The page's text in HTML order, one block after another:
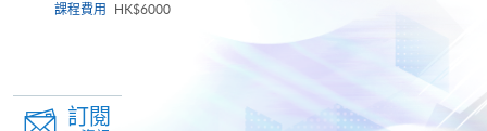
課程費用
HK$6000
訂閱